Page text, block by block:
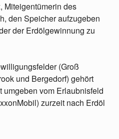
Miteigentümerin des
den Speicher aufzugeben
der Erdölgewinnung zu
(Groß
und Bergedorf) gehört
umgeben vom Erlaubnisfeld
zurzeit nach Erdöl